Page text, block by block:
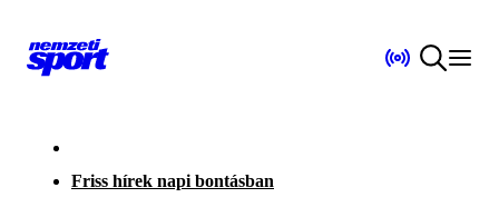
Friss hírek napi bontásban